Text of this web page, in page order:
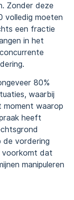
Zonder deze
volledig moeten
een fractie
in het
80%
waarbij
moment waarop
heeft
de vordering
voorkomt dat
manipuleren